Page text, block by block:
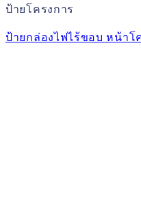
ป้ายโครงการ
ป้ายกล่องไฟไร้ขอบ หน้าโ